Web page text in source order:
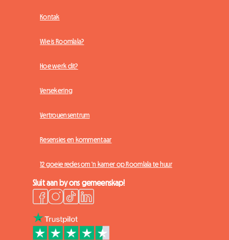
Kontak
Wie is Roomlala?
Hoe werk dit?
Versekering
Vertrouensentrum
Resensies en kommentaar
12 goeie redes om 'n kamer op Roomlala te huur
Sluit aan by ons gemeenskap!